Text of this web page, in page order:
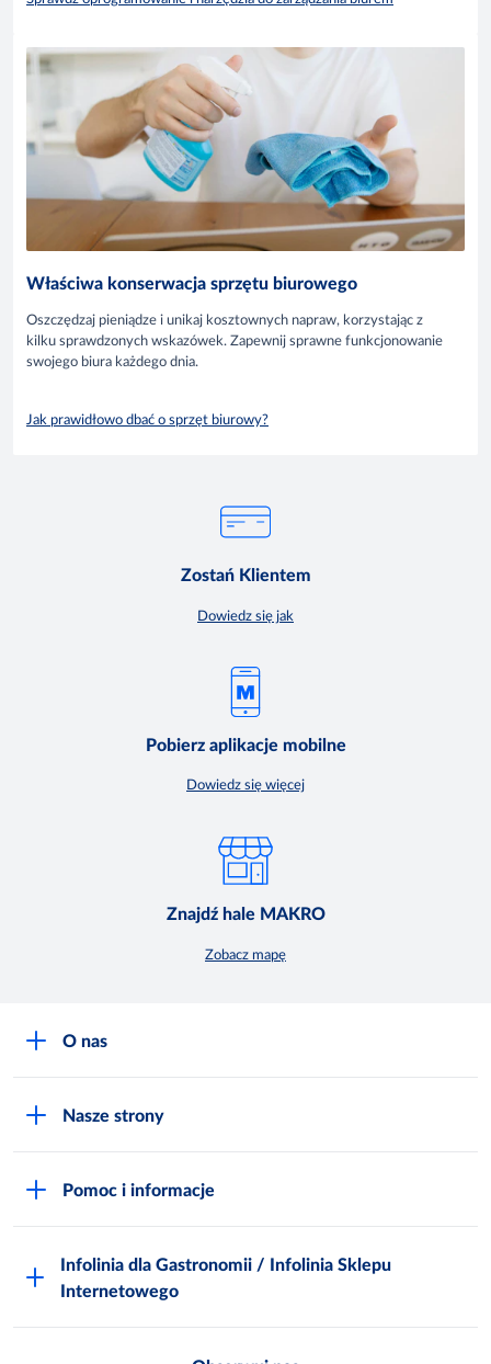
Właściwa konserwacja sprzętu biurowego
Oszczędzaj pieniądze i unikaj kosztownych napraw, korzystając z
kilku sprawdzonych wskazówek. Zapewnij sprawne funkcjonowanie
swojego biura każdego dnia.
Jak prawidłowo dbać o sprzęt biurowy?
Zostań Klientem
Dowiedz się jak
Pobierz aplikacje mobilne
Dowiedz się więcej
Znajdź hale MAKRO
Zobacz mapę
O nas
Zgłoś naruszenie
Inspektor Ochrony Danych
Metro AG
Nasze strony
Polskie Skarby Kulinarne
Zgody marketingowe
Pomoc i informacje
FAQ
Jak kupować w MAKRO Online
Infolinia dla Gastronomii / Infolinia Sklepu
Internetowego